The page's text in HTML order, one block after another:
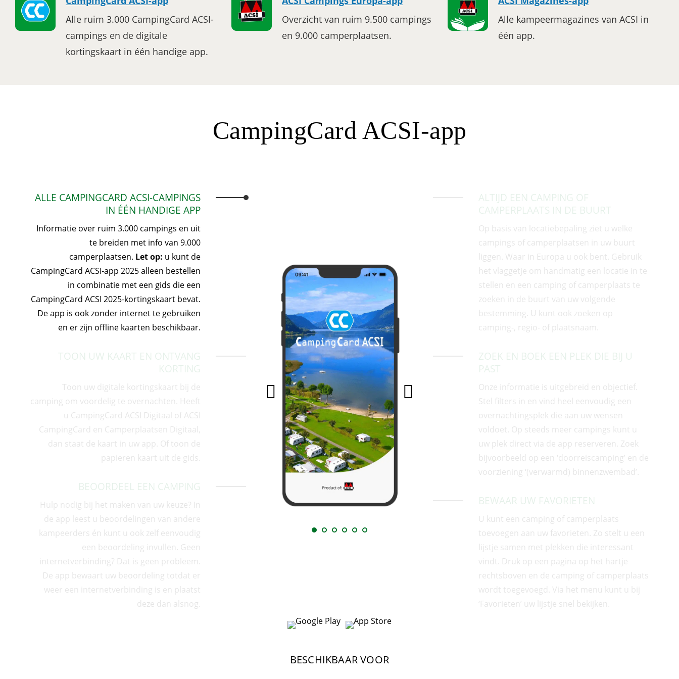
Alle ruim 3.000 CampingCard ACSI-
campings en de digitale
kortingskaart in één handige app.
Overzicht van ruim 9.500 campings
en 9.000 camperplaatsen.
Alle kampeermagazines van ACSI in
één app.
CampingCard ACSI-app
ALLE CAMPINGCARD ACSI-CAMPINGS
IN ÉÉN HANDIGE APP
Informatie over ruim 3.000 campings en uit
te breiden met info van 9.000
camperplaatsen. Let op: u kunt de
CampingCard ACSI‑app 2025 alleen bestellen
in combinatie met een gids die een
CampingCard ACSI 2025-kortingskaart bevat.
De app is ook zonder internet te gebruiken
en er zijn offline kaarten beschikbaar.
TOON UW KAART EN ONTVANG
KORTING
Toon uw digitale kortingskaart bij de
camping om voordelig te overnachten. Heeft
u CampingCard ACSI Digitaal of ACSI
CampingCard en Camperplaatsen Digitaal,
dan staat de kaart in uw app. Of toon de
papieren kaart uit de gids.
BEOORDEEL EEN CAMPING
Hulp nodig bij het maken van uw keuze? In
de app leest u beoordelingen van andere
kampeerders én kunt u ook zelf eenvoudig
een beoordeling invullen. Geen
internetverbinding? Dat is geen probleem.
De app bewaart uw beoordeling totdat er
weer een internetverbinding is en plaatst
deze dan alsnog.
ALTIJD EEN CAMPING OF
CAMPERPLAATS IN DE BUURT
Op basis van locatiebepaling ziet u welke
campings of camperplaatsen in uw buurt
liggen. Waar in Europa u ook bent. Gebruik
het vlaggetje om handmatig een locatie in te
stellen en een camping of camperplaats te
zoeken in de buurt van uw volgende
bestemming. U kunt ook zoeken op
camping-, regio- of plaatsnaam.
ZOEK EN BOEK EEN PLEK DIE BIJ U
PAST
Onze informatie is uitgebreid en objectief.
Stel filters in en vind heel eenvoudig een
overnachtingsplek die aan uw wensen
voldoet. Op steeds meer campings kunt u
uw plek direct via de app reserveren. Zoek
bijvoorbeeld op een ‘doorreiscamping’ en de
voorziening ‘(verwarmd) binnenzwembad’.
BEWAAR UW FAVORIETEN
U kunt een camping of camperplaats
toevoegen aan uw favorieten. Zo stelt u een
lijstje samen met plekken die i nteressant
vindt. Druk op een pagina op het hartje
rechtsboven en de camping of camperplaats
wordt toegevoegd. Via het menu kunt u bij
‘Favorieten’ uw lijstje snel bekijken.
BESCHIKBAAR VOOR